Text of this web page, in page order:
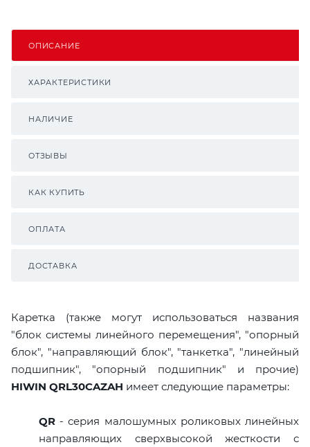
ОПИСАНИЕ
ХАРАКТЕРИСТИКИ
НАЛИЧИЕ
ОТЗЫВЫ
КАК КУПИТЬ
ОПЛАТА
ДОСТАВКА
Каретка (также могут использоваться названия
"блок системы линейного перемещения", "опорный
блок", "направляющий блок", "танкетка", "линейный
подшипник", "опорный подшипник" и прочие)
HIWIN QRL30CAZAH имеет следующие параметры:
QR - серия малошумных роликовых линейных
направляющих сверхвысокой жесткости с